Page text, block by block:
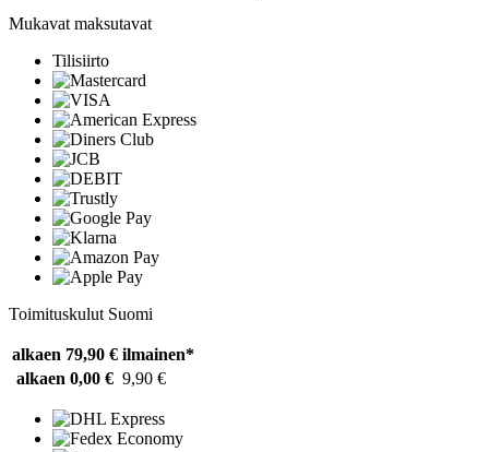
Mukavat maksutavat
Tilisiirto
Toimituskulut Suomi
alkaen 79,90 € ilmainen*
alkaen 0,00 € 9,90 €